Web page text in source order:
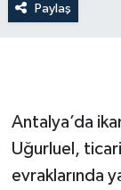
Paylaş
Antalya’da
Uğurluel, ticari
evraklarında